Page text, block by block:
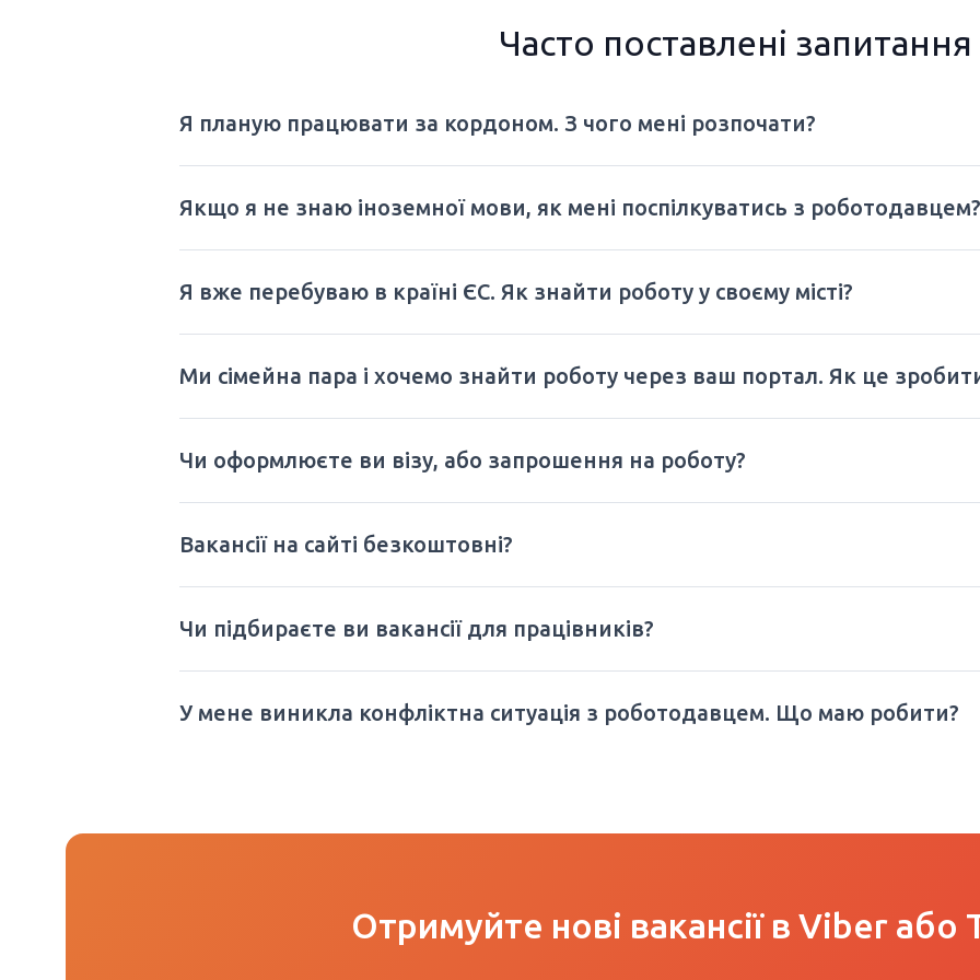
Часто поставлені запитання
Я планую працювати за кордоном. З чого мені розпочати?
Якщо я не знаю іноземної мови, як мені поспілкуватись з роботодавцем?
Я вже перебуваю в країні ЄС. Як знайти роботу у своєму місті?
Ми сімейна пара і хочемо знайти роботу через ваш портал. Як це
Чи оформлюєте ви візу, або запрошення на роботу?
Вакансії на сайті безкоштовні?
Чи підбираєте ви вакансії для працівників?
У мене виникла конфліктна ситуація з роботодавцем. Що маю робити?
Отримуйте нові вакансії в Viber або